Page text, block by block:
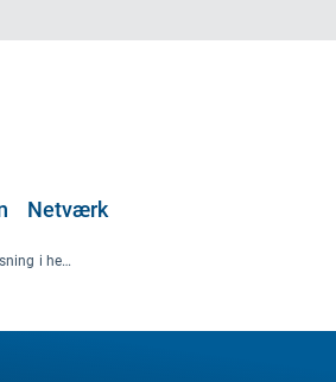
Netværk
Udveksling af viden om tilpasning i hele Europa: Dokumentation for evaluering af Climate-ADAPT